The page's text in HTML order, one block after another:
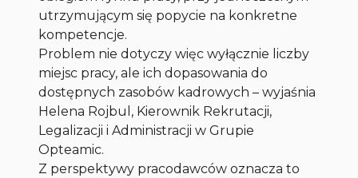
utrzymującym się popycie na konkretne
kompetencje.
Problem nie dotyczy więc wyłącznie liczby
miejsc pracy, ale ich dopasowania do
dostępnych zasobów kadrowych – wyjaśnia
Helena Rojbul, Kierownik Rekrutacji,
Legalizacji i Administracji w Grupie
Opteamic.
Z perspektywy pracodawców oznacza to